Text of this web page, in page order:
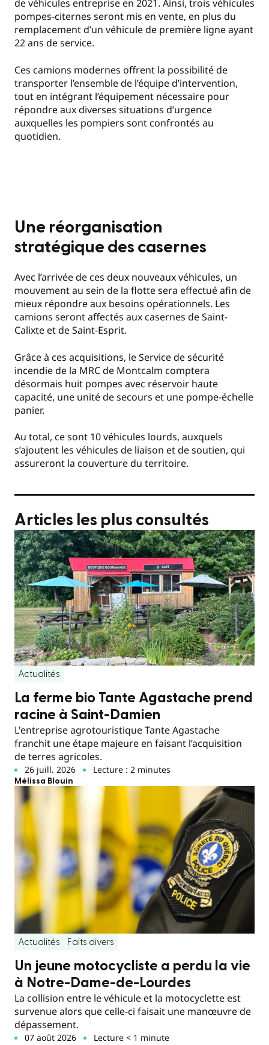
de véhicules entreprise en 2021. Ainsi, trois véhicules
pompes-citernes seront mis en vente, en plus du
remplacement d’un véhicule de première ligne ayant
22 ans de service.
Ces camions modernes offrent la possibilité de
transporter l’ensemble de l’équipe d’intervention,
tout en intégrant l’équipement nécessaire pour
répondre aux diverses situations d’urgence
auxquelles les pompiers sont confrontés au
quotidien.
Une réorganisation
stratégique des casernes
Avec l’arrivée de ces deux nouveaux véhicules, un
mouvement au sein de la flotte sera effectué afin de
mieux répondre aux besoins opérationnels. Les
camions seront affectés aux casernes de Saint-
Calixte et de Saint-Esprit.
Grâce à ces acquisitions, le Service de sécurité
incendie de la MRC de Montcalm comptera
désormais huit pompes avec réservoir haute
capacité, une unité de secours et une pompe-échelle
panier.
Au total, ce sont 10 véhicules lourds, auxquels
s’ajoutent les véhicules de liaison et de soutien, qui
assureront la couverture du territoire.
Articles les plus consultés
Actualités
La ferme bio Tante Agastache prend
racine à Saint-Damien
L'entreprise agrotouristique Tante Agastache
franchit une étape majeure en faisant l’acquisition
de terres agricoles.
26 juill. 2026 Lecture : 2 minutes
Mélissa Blouin
Actualités Faits divers
Un jeune motocycliste a perdu la vie
à Notre-Dame-de-Lourdes
La collision entre le véhicule et la motocyclette est
survenue alors que celle-ci faisait une manœuvre de
dépassement.
07 août 2026 Lecture < 1 minute